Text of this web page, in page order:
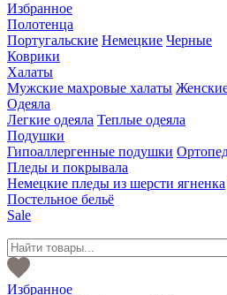
Избранное
Полотенца
Португальские Немецкие Черные
Коврики
Халаты
Мужские махровые халаты
Одеяла
Легкие одеяла Теплые одеяла
Подушки
Гипоаллергенные подушки
Пледы и покрывала
Немецкие пледы из шерсти ягненка
Постельное бельё
Sale
Избранное